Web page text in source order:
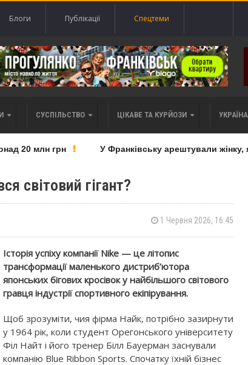
Блоги Публікації Спецтеми
СУСПІЛЬСТВО ЦІКАВЕ ТА КУРЙОЗИ
20 млн грн У Франківську арештували жінку,
світовий гігант?
1 Червня 2026, 16:45
Історія успіху компанії Nike — це літопис
трансформації маленького дистриб’ютора
японських бігових кросівок у найбільшого світового
гравця індустрії спортивного екіпірування.
Щоб зрозуміти, чия фірма Найк, потрібно зазирнути
у 1964 рік, коли студент Орегонського університету
Філ Найт і його тренер Білл Бауерман заснували
компанію Blue Ribbon Sports. Спочатку їхній бізнес